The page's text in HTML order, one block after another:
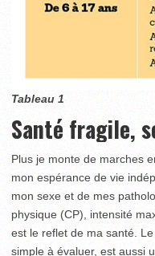
Tableau 1
Santé fragile,
Plus je monte de marches
mon espérance de vie
mon sexe et de mes
physique (CP), intensité
est le reflet de ma santé.
simple à évaluer, est aussi